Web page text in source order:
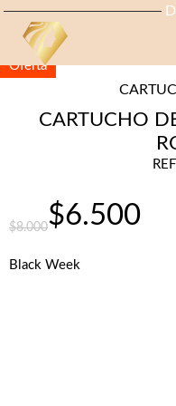
CARTUCHO
$8.000
El
$6.500
El
Oferta
Black Week